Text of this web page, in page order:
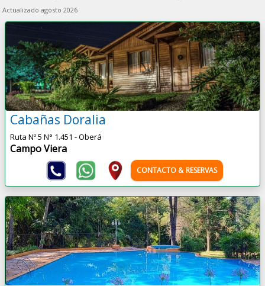
Actualizado agosto 2026
Cabañas Doralia
Ruta Nº 5 N° 1.451 - Oberá
Campo Viera
CONTACTO & RESERVAS